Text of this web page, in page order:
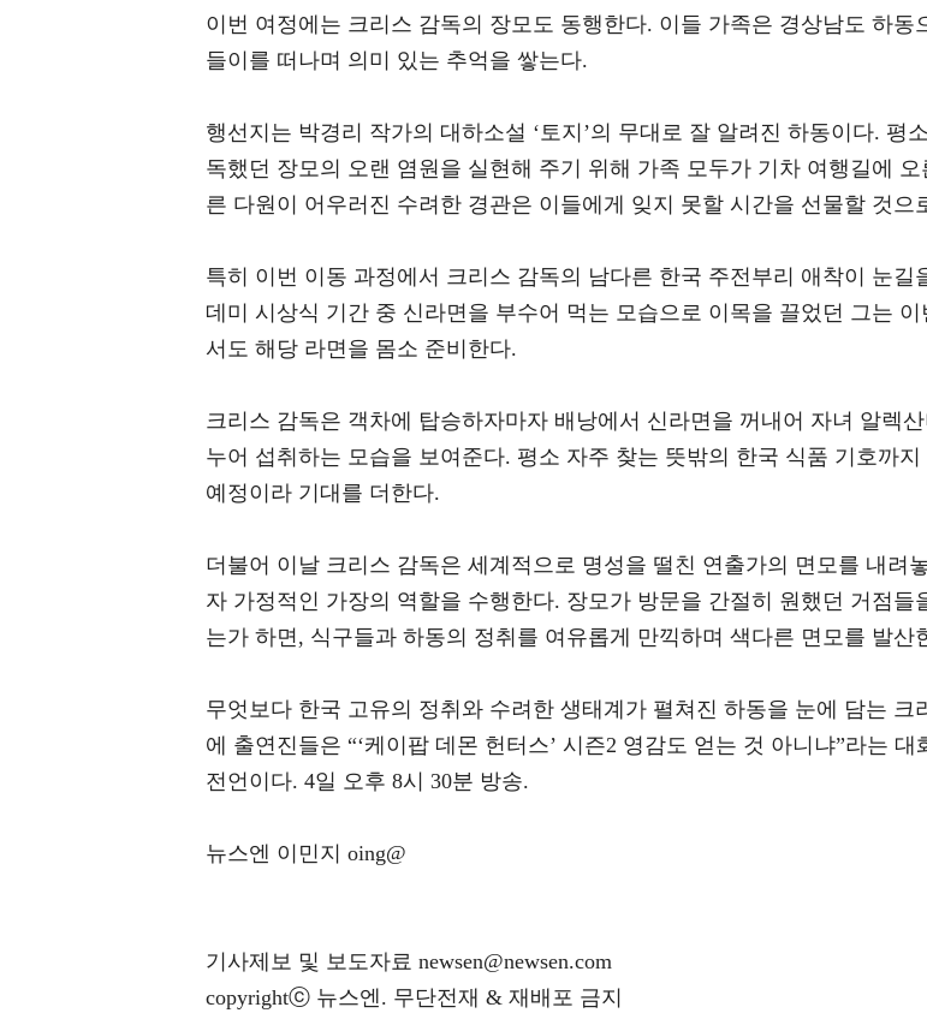
이번 여정에는 크리스 감독의 장모도 동행한다. 이들 가족은 경상남도 하동
들이를 떠나며 의미 있는 추억을 쌓는다.
행선지는 박경리 작가의 대하소설 ‘토지’의 무대로 잘 알려진 하동이다. 평
독했던 장모의 오랜 염원을 실현해 주기 위해 가족 모두가 기차 여행길에
른 다원이 어우러진 수려한 경관은 이들에게 잊지 못할 시간을 선물할 것으
특히 이번 이동 과정에서 크리스 감독의 남다른 한국 주전부리 애착이 눈길
데미 시상식 기간 중 신라면을 부수어 먹는 모습으로 이목을 끌었던 그는 이
서도 해당 라면을 몸소 준비한다.
크리스 감독은 객차에 탑승하자마자 배낭에서 신라면을 꺼내어 자녀 알렉
누어 섭취하는 모습을 보여준다. 평소 자주 찾는 뜻밖의 한국 식품 기호까
예정이라 기대를 더한다.
더불어 이날 크리스 감독은 세계적으로 명성을 떨친 연출가의 면모를 내려
자 가정적인 가장의 역할을 수행한다. 장모가 방문을 간절히 원했던 거점들
는가 하면, 식구들과 하동의 정취를 여유롭게 만끽하며 색다른 면모를 발산
무엇보다 한국 고유의 정취와 수려한 생태계가 펼쳐진 하동을 눈에 담는 크
에 출연진들은 “‘케이팝 데몬 헌터스’ 시즌2 영감도 얻는 것 아니냐”라는 대
전언이다. 4일 오후 8시 30분 방송.
뉴스엔 이민지 oing@
기사제보 및 보도자료 newsen@newsen.com
copyrightⓒ 뉴스엔. 무단전재 & 재배포 금지